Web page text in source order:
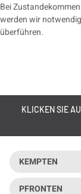
Bei
werden wir
überführen.
KLICKEN SIE
KEMPTEN
PFRONTEN